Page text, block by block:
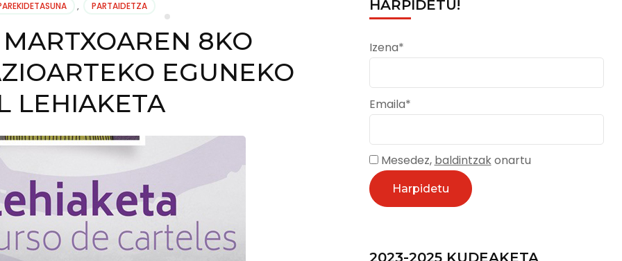
, PARTAIDETZA
8KO
EGUNEKO
LEHIAKETA
HARPIDETU!
Izena*
Emaila*
Mesedez, baldintzakonartu
2023-2025 KUDEAKETA